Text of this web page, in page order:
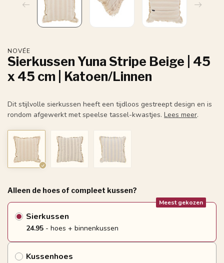
NOVÉE
Sierkussen Yuna Stripe Beige | 45
x 45 cm | Katoen/Linnen
Dit stijlvolle sierkussen heeft een tijdloos gestreept design en is
rondom afgewerkt met speelse tassel-kwastjes. Lees meer.
Alleen de hoes of compleet kussen?
Sierkussen
Meest gekozen
24.95 - hoes + binnenkussen
Kussenhoes